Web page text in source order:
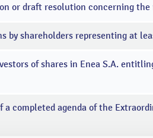
or draft resolution concerning the
by shareholders representing at
of shares in Enea S.A.
completed agenda of the